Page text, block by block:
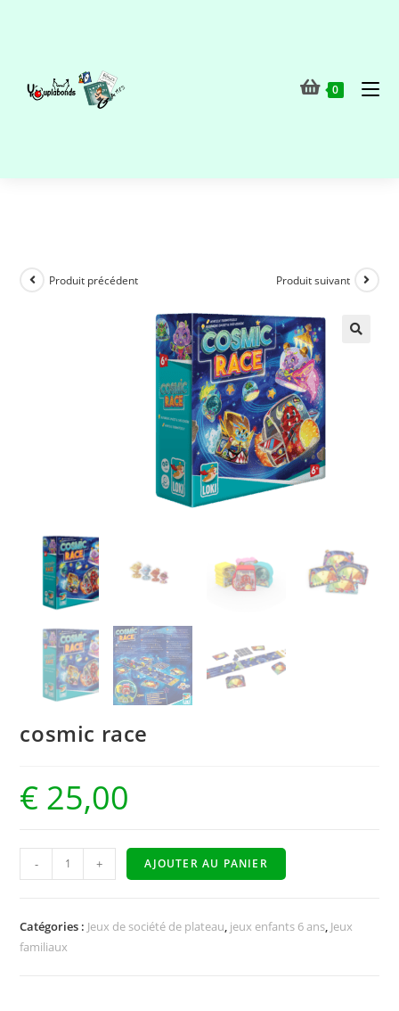
0
Produit précédent Produit suivant
cosmic race
€ 25,00
- + AJOUTER AU PANIER
Catégories : Jeux de société de plateau, jeux enfants 6 ans, Jeux
familiaux